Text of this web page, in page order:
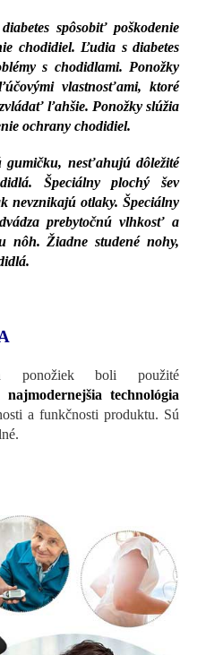
spôsobiť poškodenie
chodidiel. Ľudia s diabetes
s chodidlami. Ponožky
vlastnosťami, ktoré
ľahšie. Ponožky slúžia
ochrany chodidiel.
nesťahujú dôležité
Špeciálny plochý šev
nevznikajú otlaky. Špeciálny
prebytočnú vlhkosť a
nôh. Žiadne studené nohy,
ponožiek boli použité
technológia
a funkčnosti produktu. Sú